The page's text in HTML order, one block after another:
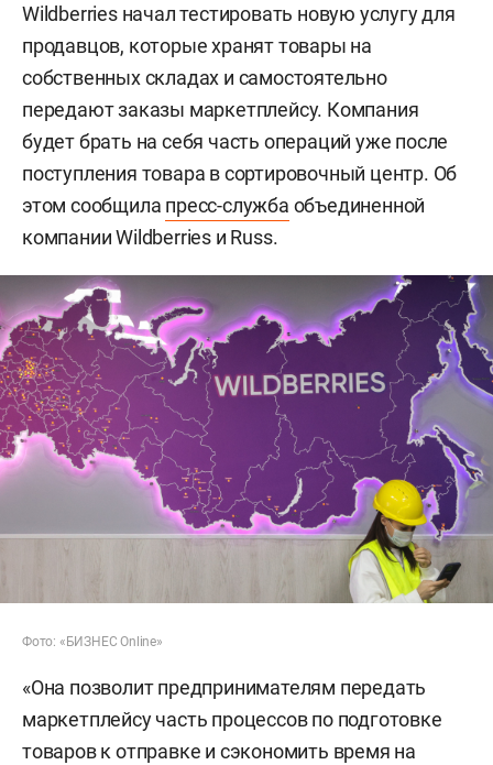
Wildberries начал тестировать новую услугу для
продавцов, которые хранят товары на
собственных складах и самостоятельно
передают заказы маркетплейсу. Компания
будет брать на себя часть операций уже после
поступления товара в сортировочный центр. Об
этом сообщила пресс-служба объединенной
компании Wildberries и Russ.
Фото: «БИЗНЕС Online»
«Она позволит предпринимателям передать
маркетплейсу часть процессов по подготовке
товаров к отправке и сэкономить время на